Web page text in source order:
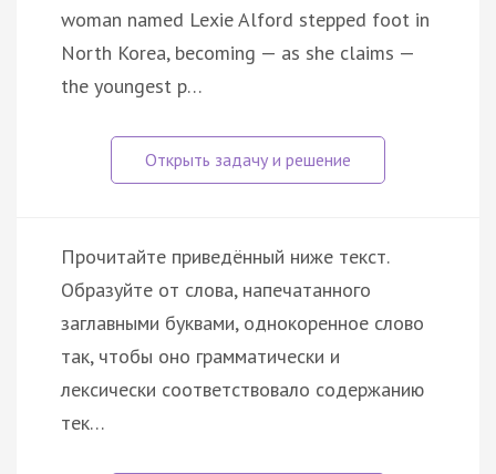
woman named Lexie Alford stepped foot in
North Korea, becoming — as she claims —
the youngest p…
Прочитайте приведённый ниже текст.
Образуйте от слова, напечатанного
заглавными буквами, однокоренное слово
так, чтобы оно грамматически и
лексически соответствовало содержанию
тек…